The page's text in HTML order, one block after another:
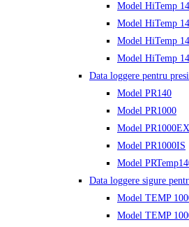
Model HiTemp
Model HiTemp
Model HiTemp
Model HiTemp
Data loggere pentru
Model PR140
Model PR1000
Model PR1000EX
Model PR1000IS
Model
Data loggere sigure
Model TEMP
Model TEMP